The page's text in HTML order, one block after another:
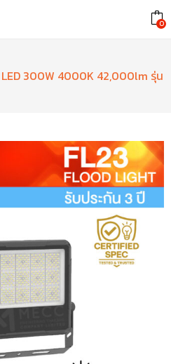
0
300W 4000K 42,000lm รุ่น